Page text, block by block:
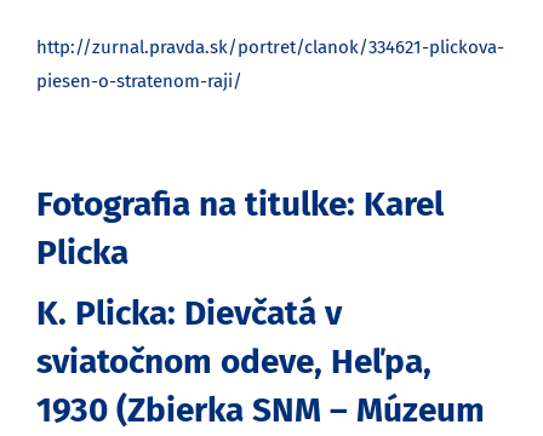
http://zurnal.pravda.sk/portret/clanok/334621-plickova-
piesen-o-stratenom-raji/
Fotografia na titulke: Karel
Plicka
K. Plicka: Dievčatá v
sviatočnom odeve, Heľpa,
1930 (Zbierka SNM – Múzeum